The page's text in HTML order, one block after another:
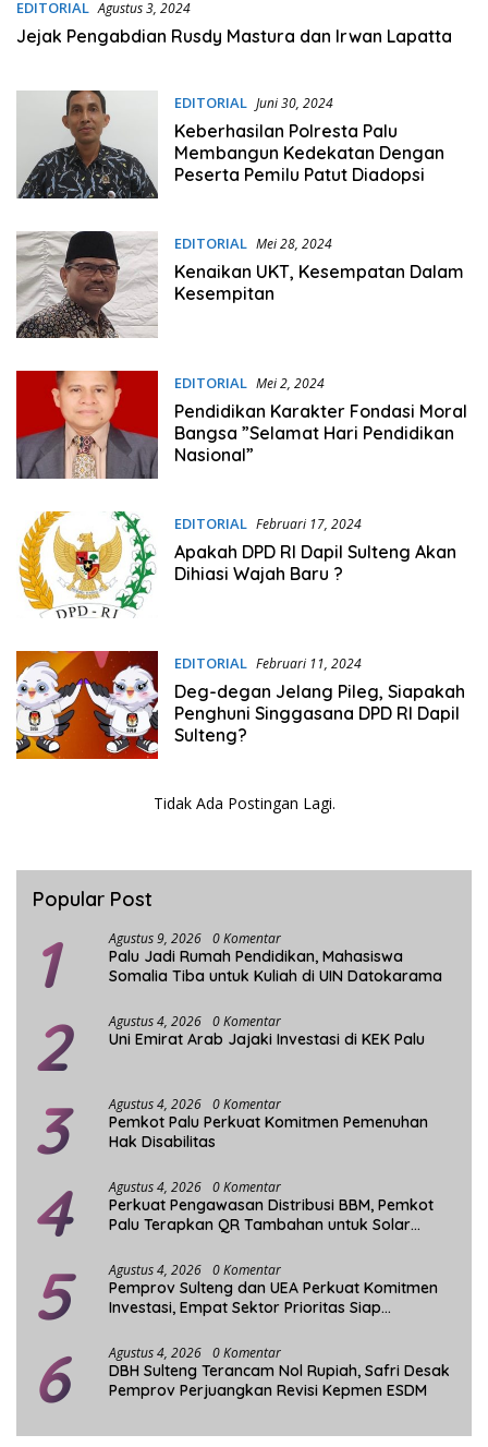
EDITORIAL Agustus 3, 2024
Jejak Pengabdian Rusdy Mastura dan Irwan Lapatta
EDITORIAL Juni 30, 2024
Keberhasilan Polresta Palu
Membangun Kedekatan Dengan
Peserta Pemilu Patut Diadopsi
EDITORIAL Mei 28, 2024
Kenaikan UKT, Kesempatan Dalam
Kesempitan
EDITORIAL Mei 2, 2024
Pendidikan Karakter Fondasi Moral
Bangsa ”Selamat Hari Pendidikan
Nasional”
EDITORIAL Februari 17, 2024
Apakah DPD RI Dapil Sulteng Akan
Dihiasi Wajah Baru ?
EDITORIAL Februari 11, 2024
Deg-degan Jelang Pileg, Siapakah
Penghuni Singgasana DPD RI Dapil
Sulteng?
Tidak Ada Postingan Lagi.
Popular Post
1 Agustus 9, 2026 0 Komentar
Palu Jadi Rumah Pendidikan, Mahasiswa
Somalia Tiba untuk Kuliah di UIN Datokarama
2 Agustus 4, 2026 0 Komentar
Uni Emirat Arab Jajaki Investasi di KEK Palu
3 Agustus 4, 2026 0 Komentar
Pemkot Palu Perkuat Komitmen Pemenuhan
Hak Disabilitas
4 Agustus 4, 2026 0 Komentar
Perkuat Pengawasan Distribusi BBM, Pemkot
Palu Terapkan QR Tambahan untuk Solar
5 Agustus 4, 2026 0 Komentar
Pemprov Sulteng dan UEA Perkuat Komitmen
Investasi, Empat Sektor Prioritas Siap
6 Agustus 4, 2026 0 Komentar
DBH Sulteng Terancam Nol Rupiah, Safri Desak
Pemprov Perjuangkan Revisi Kepmen ESDM